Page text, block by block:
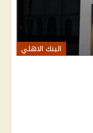
البنك الاهلي